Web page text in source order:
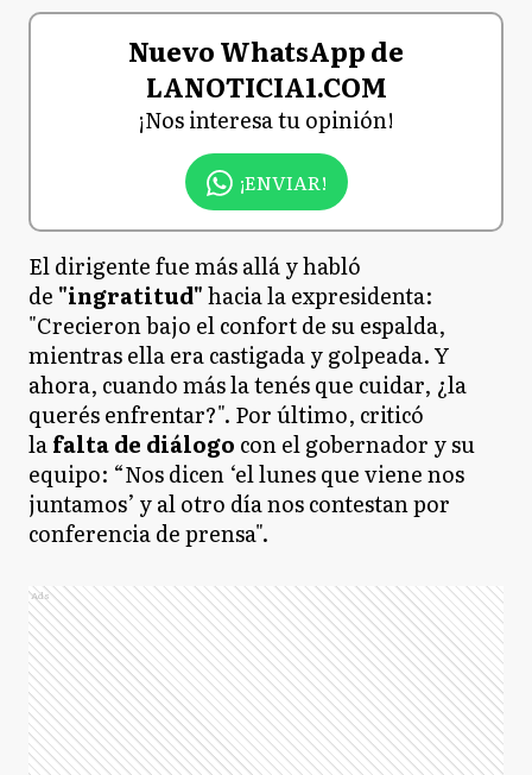
Nuevo WhatsApp de
LANOTICIA1.COM
¡Nos interesa tu opinión!
¡ENVIAR!
El dirigente fue más allá y habló
de "ingratitud"hacia la expresidenta:
"Crecieron bajo el confort de su espalda,
mientras ella era castigada y golpeada. Y
ahora, cuando más la tenés que cuidar, ¿la
querés enfrentar?". Por último, criticó
lafalta de diálogo con el gobernador y su
equipo: “Nos dicen ‘el lunes que viene nos
juntamos’ y al otro día nos contestan por
conferencia de prensa".
Ads